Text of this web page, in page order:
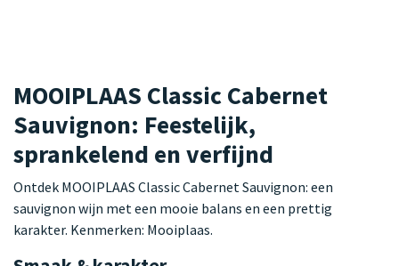
MOOIPLAAS Classic Cabernet
Sauvignon: Feestelijk,
sprankelend en verfijnd
Ontdek MOOIPLAAS Classic Cabernet Sauvignon: een
sauvignon wijn met een mooie balans en een prettig
karakter. Kenmerken: Mooiplaas.